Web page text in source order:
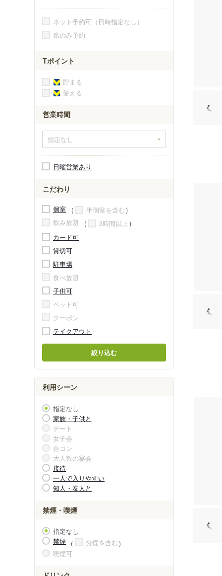
ネット予約可（日時指定なし）
席のみ予約
Tポイント
貯まる
使える
営業時間
日曜営業あり
こだわり
個室
半個室を含む
飲み放題
3時間以上
カード可
貸切可
駐車場
食べ放題
子供可
ペット可
クーポン
テイクアウト
絞り込む
利用シーン
指定なし
家族・子供と
デート
女子会
合コン
大人数の宴会
接待
一人で入りやすい
知人・友人と
禁煙・喫煙
指定なし
禁煙
分煙を含む
喫煙可